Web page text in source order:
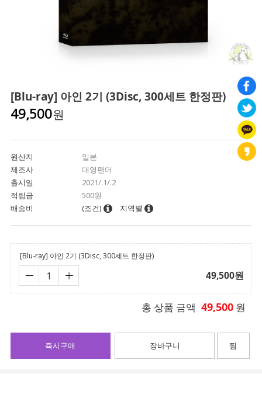
[Blu-ray] 아인 2기 (3Disc, 300세트 한정판)
49,500원
원산지
일본
제조사
대영팬더
출시일
2021/.1/.2
적립금
500원
배송비
(조건) 지역별
[Blu-ray] 아인 2기 (3Disc, 300세트 한정판)
49,500원
총 상품 금액 49,500 원
장바구니
즉시구매 찜